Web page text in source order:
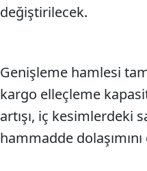
değiştirilecek.
Genişleme hamlesi
kargo elleçleme
artışı, iç kesimlerdeki
hammadde